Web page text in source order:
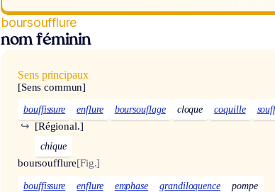
boursoufflure
nom féminin
Sens principaux
[Sens commun]
bouffissure enflure boursouflage cloque coquille
[Régional.]
↪
chique
boursoufflure[Fig.]
bouffissure enflure emphase grandiloquence pompe